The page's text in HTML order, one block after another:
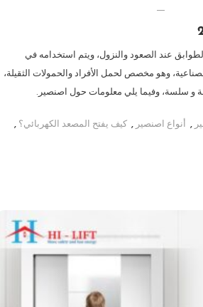
عند الصعود والنزول، ويتم استخدامه في
وهو مخصص لحمل الأفراد والحمولات الثقيلة،
و سلسة، وفيما يلي معلومات حول اصنصير.
, أنواع اصنصير , كيف يفتح المصعد الكهربائي؟ ,